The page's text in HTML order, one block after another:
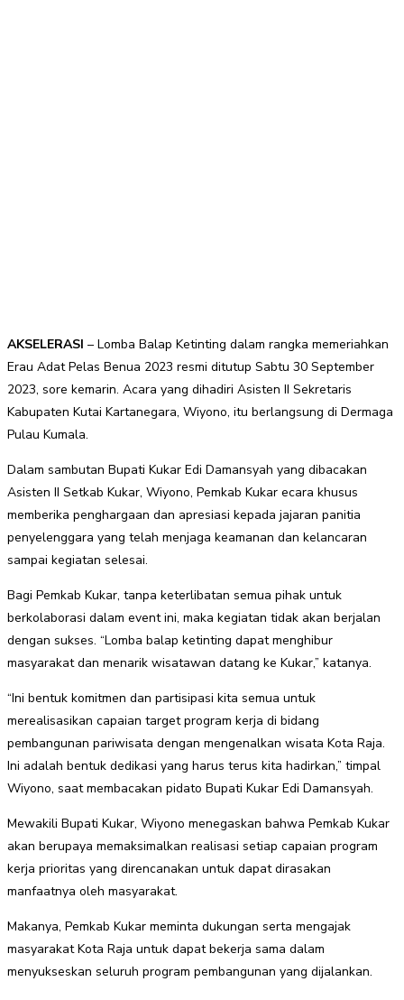
AKSELERASI – Lomba Balap Ketinting dalam rangka memeriahkan
Erau Adat Pelas Benua 2023 resmi ditutup Sabtu 30 September
2023, sore kemarin. Acara yang dihadiri Asisten II Sekretaris
Kabupaten Kutai Kartanegara, Wiyono, itu berlangsung di Dermaga
Pulau Kumala.
Dalam sambutan Bupati Kukar Edi Damansyah yang dibacakan
Asisten II Setkab Kukar, Wiyono, Pemkab Kukar ecara khusus
memberika penghargaan dan apresiasi kepada jajaran panitia
penyelenggara yang telah menjaga keamanan dan kelancaran
sampai kegiatan selesai.
Bagi Pemkab Kukar, tanpa keterlibatan semua pihak untuk
berkolaborasi dalam event ini, maka kegiatan tidak akan berjalan
dengan sukses. “Lomba balap ketinting dapat menghibur
masyarakat dan menarik wisatawan datang ke Kukar,” katanya.
“Ini bentuk komitmen dan partisipasi kita semua untuk
merealisasikan capaian target program kerja di bidang
pembangunan pariwisata dengan mengenalkan wisata Kota Raja.
Ini adalah bentuk dedikasi yang harus terus kita hadirkan,” timpal
Wiyono, saat membacakan pidato Bupati Kukar Edi Damansyah.
Mewakili Bupati Kukar, Wiyono menegaskan bahwa Pemkab Kukar
akan berupaya memaksimalkan realisasi setiap capaian program
kerja prioritas yang direncanakan untuk dapat dirasakan
manfaatnya oleh masyarakat.
Makanya, Pemkab Kukar meminta dukungan serta mengajak
masyarakat Kota Raja untuk dapat bekerja sama dalam
menyukseskan seluruh program pembangunan yang dijalankan.